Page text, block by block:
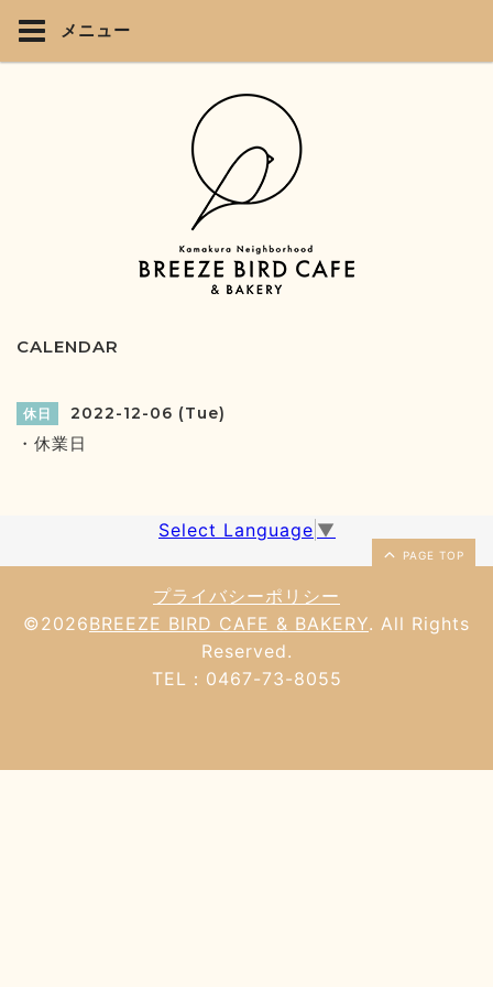
メニュー
CALENDAR
休日 2022-12-06 (Tue)
・休業日
Select Language ▼
PAGE TOP
プライバシーポリシー
©2026BREEZE BIRD CAFE & BAKERY. All Rights
Reserved.
TEL：0467-73-8055